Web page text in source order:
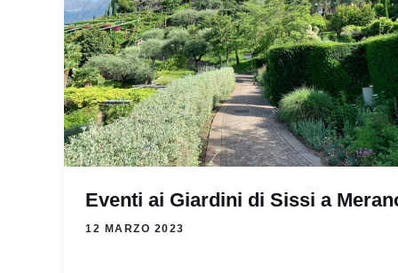
Eventi ai Giardini di Sissi a
12 MARZO 2023